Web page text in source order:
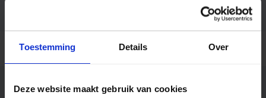
Toestemming Details Over
Deze website maakt gebruik van cookies
Hoogte (mm)
Behuizing Aluminium